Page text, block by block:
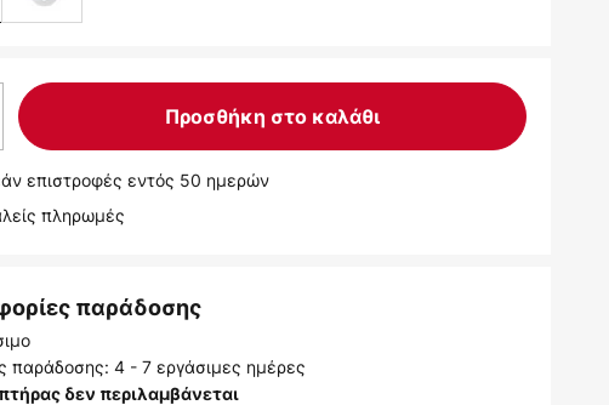
Προσθήκη στο καλάθι
επιστροφές εντός 50 ημερών
πληρωμές
παράδοσης
παράδοσης: 4 - 7 εργάσιμες ημέρες
δεν περιλαμβάνεται